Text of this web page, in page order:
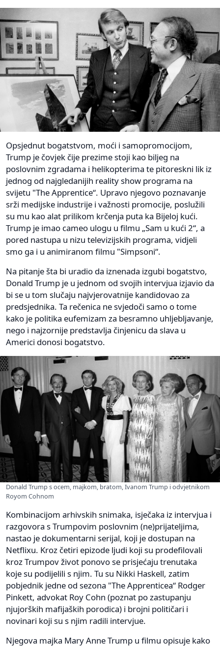
Opsjednut bogatstvom, moći i samopromocijom,
Trump je čovjek čije prezime stoji kao biljeg na
poslovnim zgradama i helikopterima te pitoreskni lik iz
jednog od najgledanijih reality show programa na
svijetu "The Apprentice“. Upravo njegovo poznavanje
srži medijske industrije i važnosti promocije, poslužili
su mu kao alat prilikom krčenja puta ka Bijeloj kući.
Trump je imao cameo ulogu u filmu „Sam u kući 2“, a
pored nastupa u nizu televizijskih programa, vidjeli
smo ga i u animiranom filmu "Simpsoni“.
Na pitanje šta bi uradio da iznenada izgubi bogatstvo,
Donald Trump je u jednom od svojih intervjua izjavio da
bi se u tom slučaju najvjerovatnije kandidovao za
predsjednika. Ta rečenica ne svjedoči samo o tome
kako je politika eufemizam za besramno uhljebljavanje,
nego i najzornije predstavlja činjenicu da slava u
Americi donosi bogatstvo.
Donald Trump s ocem, majkom, bratom, Ivanom Trump i odvjetnikom
Royom Cohnom
Kombinacijom arhivskih snimaka, isječaka iz intervjua i
razgovora s Trumpovim poslovnim (ne)prijateljima,
nastao je dokumentarni serijal, koji je dostupan na
Netflixu. Kroz četiri epizode ljudi koji su prodefilovali
kroz Trumpov život ponovo se prisjećaju trenutaka
koje su podijelili s njim. Tu su Nikki Haskell, zatim
pobjednik jedne od sezona "The Apprenticea“ Rodger
Pinkett, advokat Roy Cohn (poznat po zastupanju
njujorških mafijaških porodica) i brojni političari i
novinari koji su s njim radili intervjue.
Njegova majka Mary Anne Trump u filmu opisuje kako